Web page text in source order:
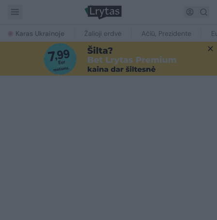
Karas Ukrainoje Žalioji erdvė Ačiū, Prezidente